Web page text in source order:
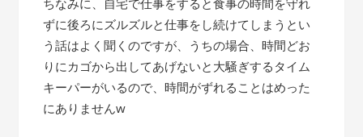
ちなみに、自宅で仕事をすると食事の時間を守れ
ずに後ろにズルズルと仕事をし続けてしまうとい
う話はよく聞くのですが、うちの場合、時間どお
りにカゴから出してあげないと大騒ぎするタイム
キーパーがいるので、時間がずれることはめった
にありませんw